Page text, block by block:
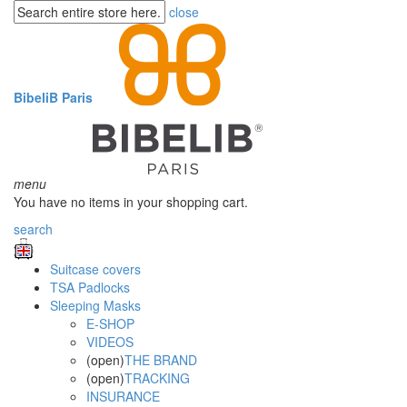
close
BibeliB Paris
menu
You have no items in your shopping cart.
search
Suitcase covers
TSA Padlocks
Sleeping Masks
E-SHOP
VIDEOS
(open)THE BRAND
(open)TRACKING
INSURANCE